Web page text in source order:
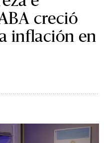
creció
inflación en